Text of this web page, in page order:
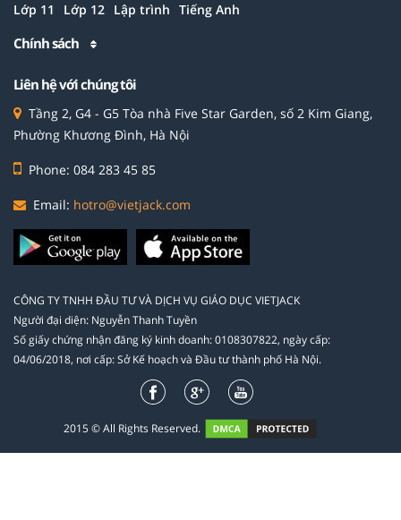
Lớp 11 Lớp 12 Lập trình Tiếng Anh
Chính sách
Liên hệ với chúng tôi
Tầng 2, G4 - G5 Tòa nhà Five Star Garden, số 2 Kim Giang,
Phường Khương Đình, Hà Nội
Phone: 084 283 45 85
Email: hotro@vietjack.com
CÔNG TY TNHH ĐẦU TƯ VÀ DỊCH VỤ GIÁO DỤC VIETJACK
Người đại diện: Nguyễn Thanh Tuyền
Số giấy chứng nhận đăng ký kinh doanh: 0108307822, ngày cấp:
04/06/2018, nơi cấp: Sở Kế hoạch và Đầu tư thành phố Hà Nội.
2015 © All Rights Reserved.